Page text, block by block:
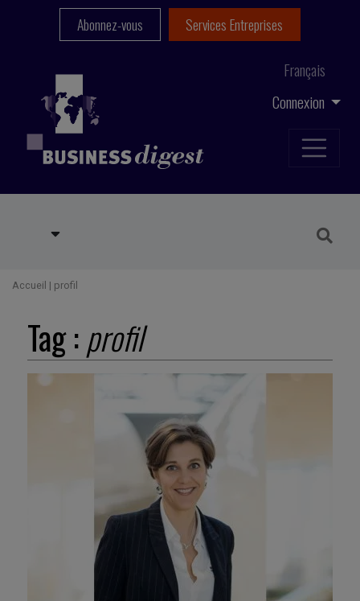
Connexion
Français
Abonnez-vous Services Entreprises
Accueil | profil
Tag :profil